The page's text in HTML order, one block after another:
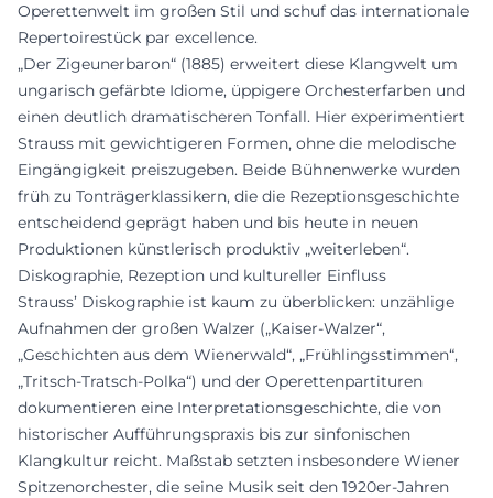
Operettenwelt im großen Stil und schuf das internationale
Repertoirestück par excellence.
„Der Zigeunerbaron“ (1885) erweitert diese Klangwelt um
ungarisch gefärbte Idiome, üppigere Orchesterfarben und
einen deutlich dramatischeren Tonfall. Hier experimentiert
Strauss mit gewichtigeren Formen, ohne die melodische
Eingängigkeit preiszugeben. Beide Bühnenwerke wurden
früh zu Tonträgerklassikern, die die Rezeptionsgeschichte
entscheidend geprägt haben und bis heute in neuen
Produktionen künstlerisch produktiv „weiterleben“.
Diskographie, Rezeption und kultureller Einfluss
Strauss’ Diskographie ist kaum zu überblicken: unzählige
Aufnahmen der großen Walzer („Kaiser-Walzer“,
„Geschichten aus dem Wienerwald“, „Frühlingsstimmen“,
„Tritsch-Tratsch-Polka“) und der Operettenpartituren
dokumentieren eine Interpretationsgeschichte, die von
historischer Aufführungspraxis bis zur sinfonischen
Klangkultur reicht. Maßstab setzten insbesondere Wiener
Spitzenorchester, die seine Musik seit den 1920er-Jahren